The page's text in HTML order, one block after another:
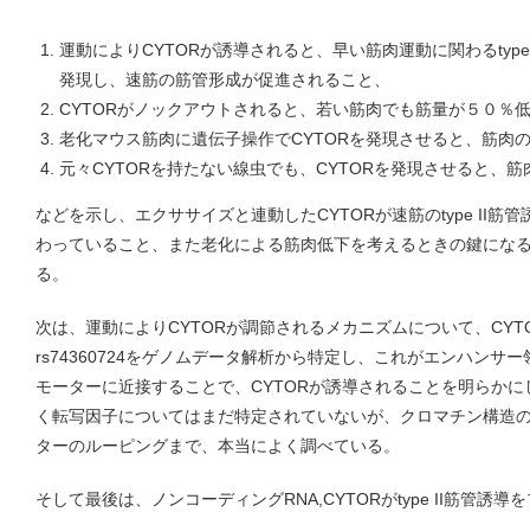
運動によりCYTORが誘導されると、早い筋肉運動に関わる
発現し、速筋の筋管形成が促進されること、
CYTORがノックアウトされると、若い筋肉でも筋量が５０％
老化マウス筋肉に遺伝子操作でCYTORを発現させると、筋肉
元々CYTORを持たない線虫でも、CYTORを発現させると、
などを示し、エクササイズと連動したCYTORが速筋のtype II筋管
わっていること、また老化による筋肉低下を考えるときの鍵にな
る。
次は、運動によりCYTORが調節されるメカニズムについて、
rs74360724をゲノムデータ解析から特定し、これがエンハンサ
モーターに近接することで、CYTORが誘導されることを明らか
く転写因子についてはまだ特定されていないが、クロマチン構造
ターのルーピングまで、本当によく調べている。
そして最後は、ノンコーディングRNA,CYTORがtype II筋管誘導